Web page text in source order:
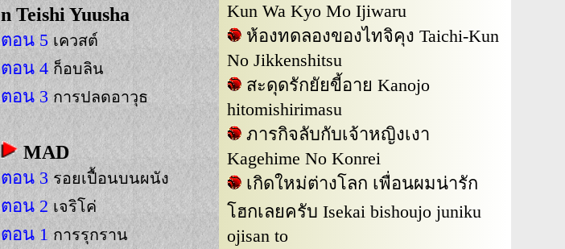
n Teishi Yuusha
ตอน 5 เควสต์
ตอน 4 ก็อบลิน
ตอน 3 การปลดอาวุธ
MAD
ตอน 3 รอยเปื้อนบนผนัง
ตอน 2 เจริโค่
ตอน 1 การรุกราน
Kun Wa Kyo Mo Ijiwaru
ห้องทดลองของไทจิคุง Taichi-Kun
No Jikkenshitsu
สะดุดรักยัยขี้อาย Kanojo
hitomishirimasu
ภารกิจลับกับเจ้าหญิงเงา
Kagehime No Konrei
เกิดใหม่ต่างโลก เพื่อนผมน่ารัก
โฮกเลยครับ Isekai bishoujo juniku
ojisan to